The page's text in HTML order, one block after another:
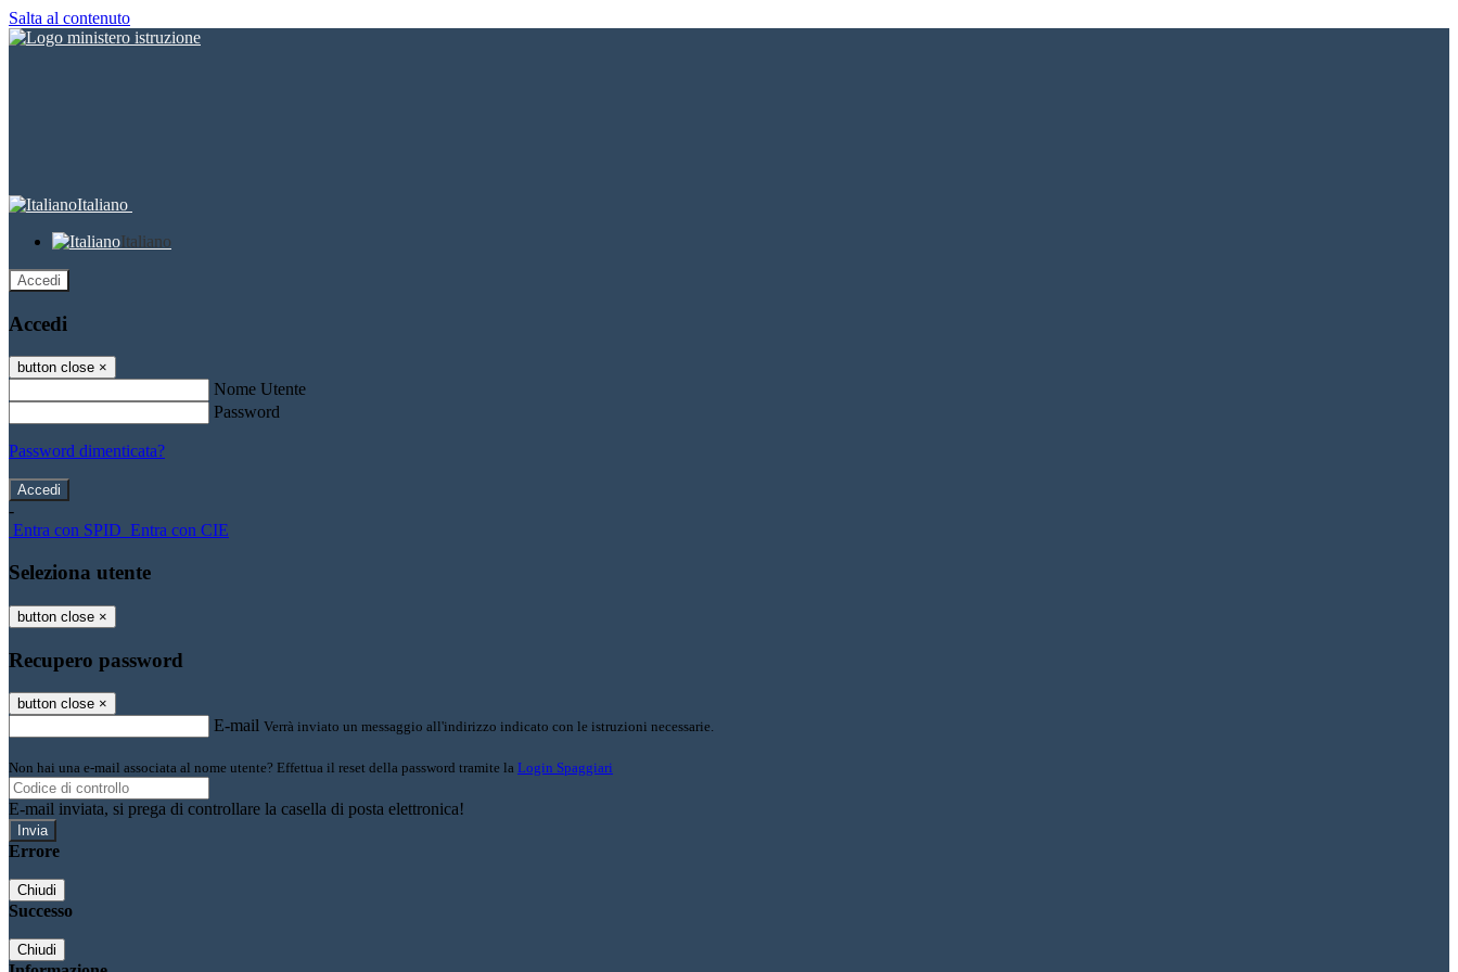
Salta al contenuto
Italiano
Italiano
Accedi
Accedi
button close ×
Nome Utente
Password
Password dimenticata?
-
Entra con SPID Entra con CIE
Seleziona utente
button close ×
Recupero password
button close ×
E-mail Verrà inviato un messaggio all'indirizzo indicato con le istruzioni necessarie.
Non hai una e-mail associata al nome utente? Effettua il reset della password tramite la Login Spaggiari
E-mail inviata, si prega di controllare la casella di posta elettronica!
Errore
Chiudi
Successo
Chiudi